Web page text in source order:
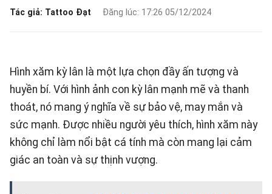
Tác giả: Tattoo Đạt Đăng lúc: 17:26 05/12/2024
Hình xăm kỳ lân là một lựa chọn đầy ấn tượng và
huyền bí. Với hình ảnh con kỳ lân mạnh mẽ và thanh
thoát, nó mang ý nghĩa về sự bảo vệ, may mắn và
sức mạnh. Được nhiều người yêu thích, hình xăm này
không chỉ làm nổi bật cá tính mà còn mang lại cảm
giác an toàn và sự thịnh vượng.